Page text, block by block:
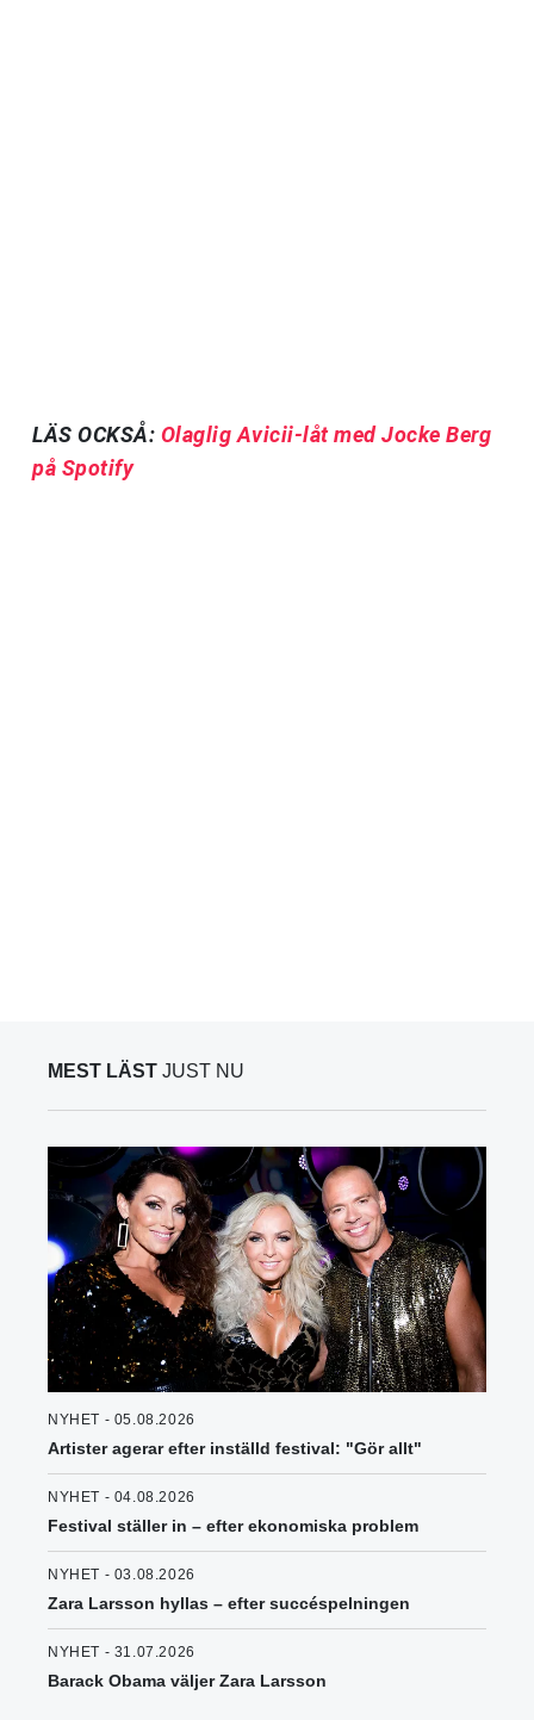
LÄS OCKSÅ: Olaglig Avicii-låt med Jocke Berg
på Spotify
MEST LÄST JUST NU
NYHET - 05.08.2026
Artister agerar efter inställd festival: "Gör allt"
NYHET - 04.08.2026
Festival ställer in – efter ekonomiska problem
NYHET - 03.08.2026
Zara Larsson hyllas – efter succéspelningen
NYHET - 31.07.2026
Barack Obama väljer Zara Larsson